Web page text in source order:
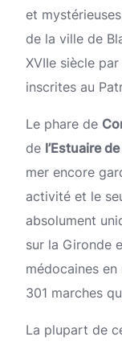
et
de la ville de
XVIIe siècle
inscrites au
Le phare de
de l’Estuaire
mer encore
activité et le
absolument
sur la Gironde
médocaines en
301 marches
La plupart de